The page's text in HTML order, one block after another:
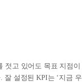
젓고 있어도 목표 지점이
잘 설정된 KPI는 ‘지금 우